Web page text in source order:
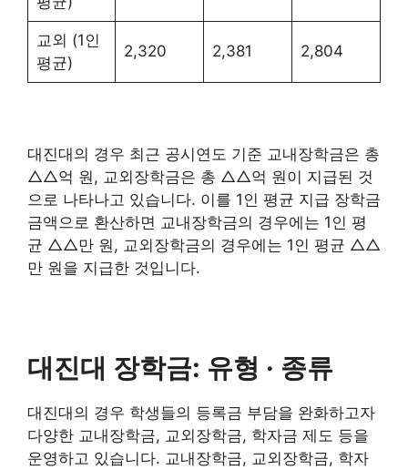
교외 (1인
평균)
2,320 2,381 2,804
대진대의 경우 최근 공시연도 기준 교내장학금은 총
△△억 원, 교외장학금은 총 △△억 원이 지급된 것
으로 나타나고 있습니다. 이를 1인 평균 지급 장학금
금액으로 환산하면 교내장학금의 경우에는 1인 평
균 △△만 원, 교외장학금의 경우에는 1인 평균 △△
만 원을 지급한 것입니다.
대진대 장학금: 유형 · 종류
대진대의 경우 학생들의 등록금 부담을 완화하고자
다양한 교내장학금, 교외장학금, 학자금 제도 등을
운영하고 있습니다. 교내장학금, 교외장학금, 학자